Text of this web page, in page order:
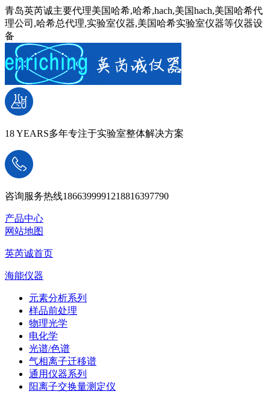
青岛英芮诚主要代理美国哈希,哈希,hach,美国hach,美国哈希代
理公司,哈希总代理,实验室仪器,美国哈希实验室仪器等仪器设
备
18 YEARS多年专注于实验室整体解决方案
咨询服务热线1866399991218816397790
产品中心
网站地图
英芮诚首页
海能仪器
元素分析系列
样品前处理
物理光学
电化学
光谱/色谱
气相离子迁移谱
通用仪器系列
阳离子交换量测定仪